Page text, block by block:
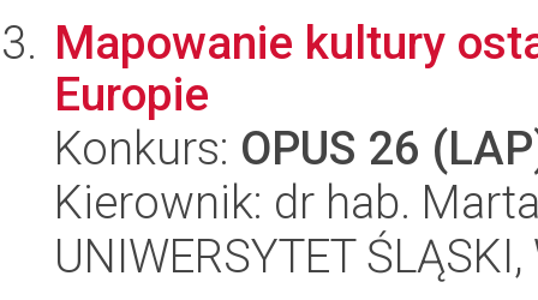
Mapowanie kultury
Europie
Konkurs: OPUS 26
Kierownik: dr hab.
UNIWERSYTET